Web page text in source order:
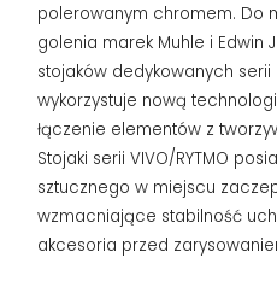
polerowanym chromem. Do
golenia marek Muhle i Edwin
stojaków dedykowanych serii
wykorzystuje nową
łączenie elementów z
Stojaki serii VIVO/RYTMO
sztucznego w miejscu
wzmacniające stabilność
akcesoria przed